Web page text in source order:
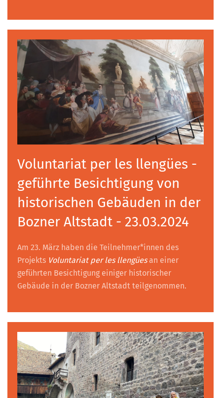
Voluntariat per les llengües -
geführte Besichtigung von
historischen Gebäuden in der
Bozner Altstadt - 23.03.2024
Am 23. März haben die Teilnehmer*innen des
Projekts Voluntariat per les llengüesan einer
geführten Besichtigung einiger historischer
Gebäude in der Bozner Altstadt teilgenommen.